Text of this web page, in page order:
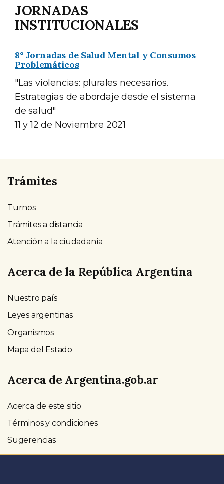
JORNADAS
INSTITUCIONALES
8° Jornadas de Salud Mental y Consumos
Problemáticos
"Las violencias: plurales necesarios.
Estrategias de abordaje desde el sistema
de salud"
11 y 12 de Noviembre 2021
Trámites
Turnos
Trámites a distancia
Atención a la ciudadanía
Acerca de la República Argentina
Nuestro país
Leyes argentinas
Organismos
Mapa del Estado
Acerca de Argentina.gob.ar
Acerca de este sitio
Términos y condiciones
Sugerencias